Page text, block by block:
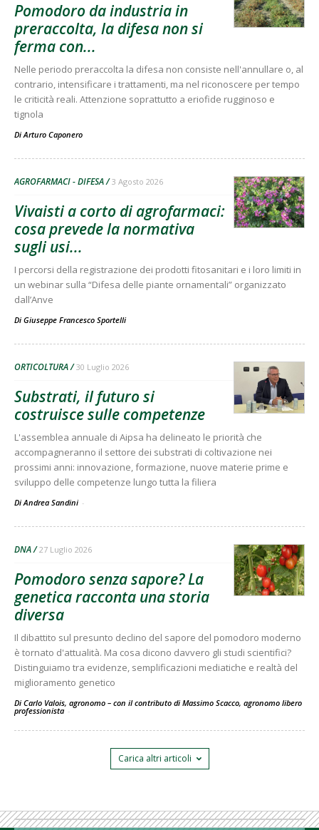
Pomodoro da industria in
preraccolta, la difesa non si
ferma con...
Nelle periodo preraccolta la difesa non consiste nell'annullare o, al
contrario, intensificare i trattamenti, ma nel riconoscere per tempo
le criticità reali. Attenzione soprattutto a eriofide rugginoso e
tignola
DiArturo Caponero
AGROFARMACI - DIFESA 3 Agosto 2026
Vivaisti a corto di agrofarmaci:
cosa prevede la normativa
sugli usi...
I percorsi della registrazione dei prodotti fitosanitari e i loro limiti in
un webinar sulla “Difesa delle piante ornamentali” organizzato
dall’Anve
Di Giuseppe Francesco Sportelli
ORTICOLTURA 30 Luglio 2026
Substrati, il futuro si
costruisce sulle competenze
L'assemblea annuale di Aipsa ha delineato le priorità che
accompagneranno il settore dei substrati di coltivazione nei
prossimi anni: innovazione, formazione, nuove materie prime e
sviluppo delle competenze lungo tutta la filiera
Di Andrea Sandini -
DNA 27 Luglio 2026
Pomodoro senza sapore? La
genetica racconta una storia
diversa
Il dibattito sul presunto declino del sapore del pomodoro moderno
è tornato d'attualità. Ma cosa dicono davvero gli studi scientifici?
Distinguiamo tra evidenze, semplificazioni mediatiche e realtà del
miglioramento genetico
Di Carlo Valois, agronomo – con il contributo di Massimo Scacco, agronomo libero
professionista -
Carica altri articoli